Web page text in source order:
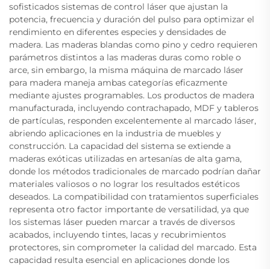
sofisticados sistemas de control láser que ajustan la
potencia, frecuencia y duración del pulso para optimizar el
rendimiento en diferentes especies y densidades de
madera. Las maderas blandas como pino y cedro requieren
parámetros distintos a las maderas duras como roble o
arce, sin embargo, la misma máquina de marcado láser
para madera maneja ambas categorías eficazmente
mediante ajustes programables. Los productos de madera
manufacturada, incluyendo contrachapado, MDF y tableros
de partículas, responden excelentemente al marcado láser,
abriendo aplicaciones en la industria de muebles y
construcción. La capacidad del sistema se extiende a
maderas exóticas utilizadas en artesanías de alta gama,
donde los métodos tradicionales de marcado podrían dañar
materiales valiosos o no lograr los resultados estéticos
deseados. La compatibilidad con tratamientos superficiales
representa otro factor importante de versatilidad, ya que
los sistemas láser pueden marcar a través de diversos
acabados, incluyendo tintes, lacas y recubrimientos
protectores, sin comprometer la calidad del marcado. Esta
capacidad resulta esencial en aplicaciones donde los